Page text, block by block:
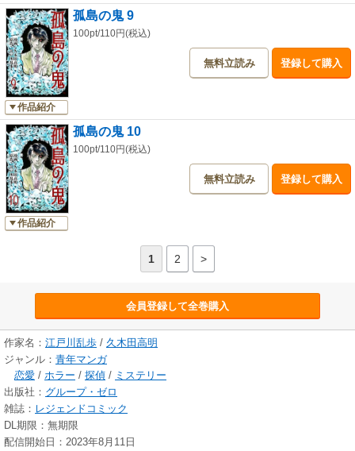
作品紹介
孤島の鬼 9
100pt/110円(税込)
無料立読み 登録して購入
作品紹介
孤島の鬼 10
100pt/110円(税込)
無料立読み 登録して購入
1 2 >
会員登録して全巻購入
作家名： 江戸川乱歩 / 久木田高明
ジャンル： 青年マンガ
恋愛 / ホラー / 探偵 / ミステリー
出版社： グループ・ゼロ
雑誌： レジェンドコミック
DL期限：無期限
配信開始日：2023年8月11日